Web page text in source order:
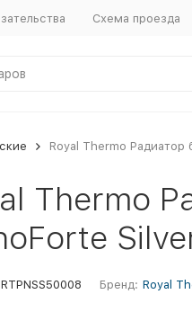
Схема проезда
Royal Thermo Радиатор
Thermo
RTPNSS50008 Бренд: Royal